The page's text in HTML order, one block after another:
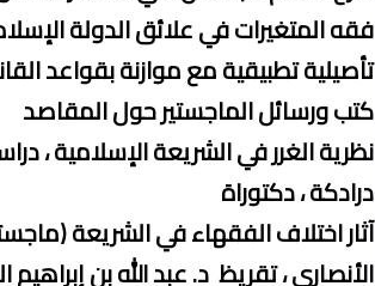
فقه المتغيرات في علائق الدولة
تأصيلية تطبيقية مع موازنة بقواعد
كتب ورسائل الماجستير حول المقاصد
نظرية الغرر في الشريعة الإسلامية ،
درادكة ، دكتوراة
آثار اختلاف الفقهاء في الشريعة
الأنصاري ، تقريظ د. عبد الله بن